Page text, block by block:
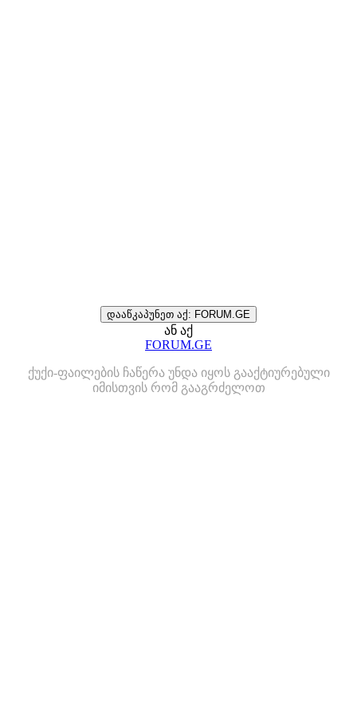
დააწკაპუნეთ აქ: FORUM.GE
ან აქ
FORUM.GE
ქუქი-ფაილების ჩაწერა უნდა იყოს გააქტიურებული
იმისთვის რომ გააგრძელოთ